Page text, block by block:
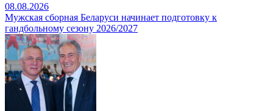
08.08.2026
Мужская сборная Беларуси начинает подготовку к
гандбольному сезону 2026/2027